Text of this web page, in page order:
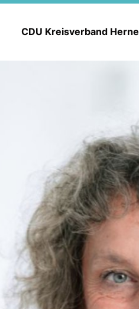
CDU Kreisverband Herne